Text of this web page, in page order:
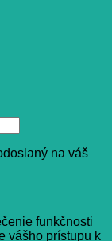
na váš
funkčnosti
vášho prístupu k